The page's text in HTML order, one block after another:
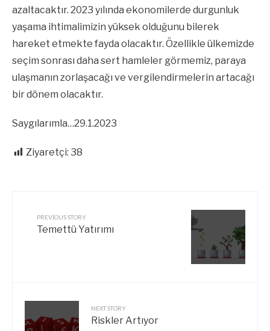
azaltacaktır. 2023 yılında ekonomilerde durgunluk
yaşama ihtimalimizin yüksek olduğunu bilerek
hareket etmekte fayda olacaktır. Özellikle ülkemizde
seçim sonrası daha sert hamleler görmemiz, paraya
ulaşmanın zorlaşacağı ve vergilendirmelerin artacağı
bir dönem olacaktır.
Saygılarımla…29.1.2023
Ziyaretçi: 38
PREVIOUS STORY
Temettü Yatırımı
NEXT STORY
Riskler Artıyor